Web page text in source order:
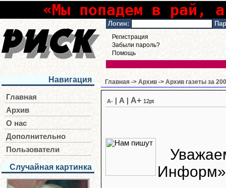
«Мы попадем в рай,
Логин:
Регистрация
Забыли пароль?
Помощь
Навигация
Главная
Архив
О нас
Дополнительно
Пользователи
Случайная картинка
Главная -> Архив -> Архив газеты за
A- A A+ 12pt